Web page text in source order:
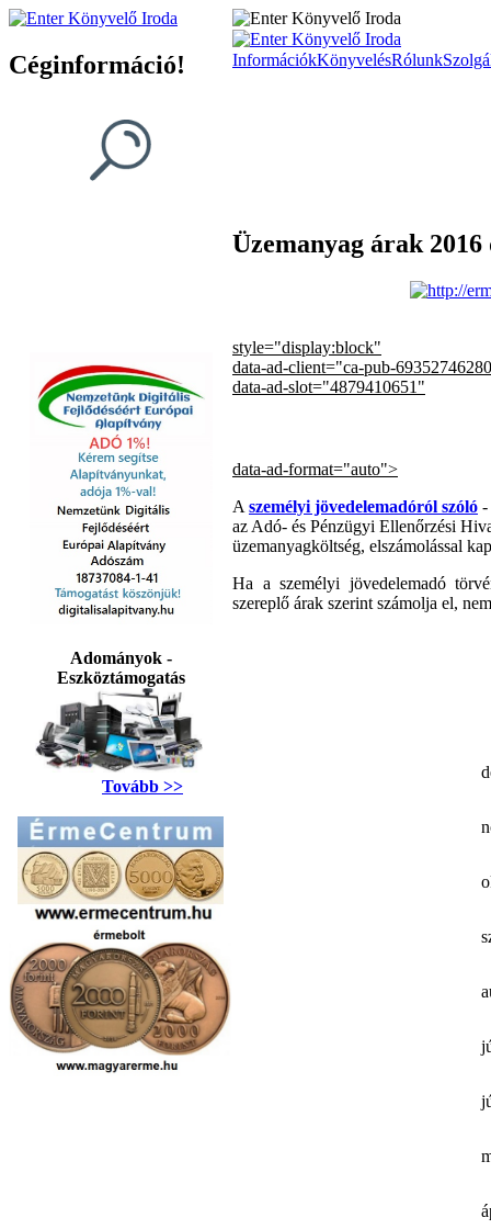
Céginformáció!
Adományok -
Eszköztámogatás
Tovább >>
InformációkKönyvelésRólunk
Üzemanyag árak 2016
style="display:block"
data-ad-client="ca-pub-
data-ad-slot="4879410651"
data-ad-format="auto">
A személyi jövedelemadóról szóló -
az Adó- és Pénzügyi Ellenőrzési
üzemanyagköltség, elszámolással
Ha a személyi jövedelemadó
szereplő árak szerint számolja el,